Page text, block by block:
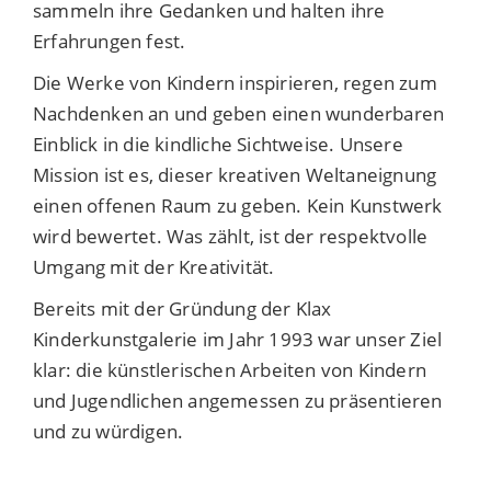
sammeln ihre Gedanken und halten ihre
Erfahrungen fest.
Die Werke von Kindern inspirieren, regen zum
Nachdenken an und geben einen wunderbaren
Einblick in die kindliche Sichtweise. Unsere
Mission ist es, dieser kreativen Weltaneignung
einen offenen Raum zu geben. Kein Kunstwerk
wird bewertet. Was zählt, ist der respektvolle
Umgang mit der Kreativität.
Bereits mit der Gründung der Klax
Kinderkunstgalerie im Jahr 1993 war unser Ziel
klar: die künstlerischen Arbeiten von Kindern
und Jugendlichen angemessen zu präsentieren
und zu würdigen.